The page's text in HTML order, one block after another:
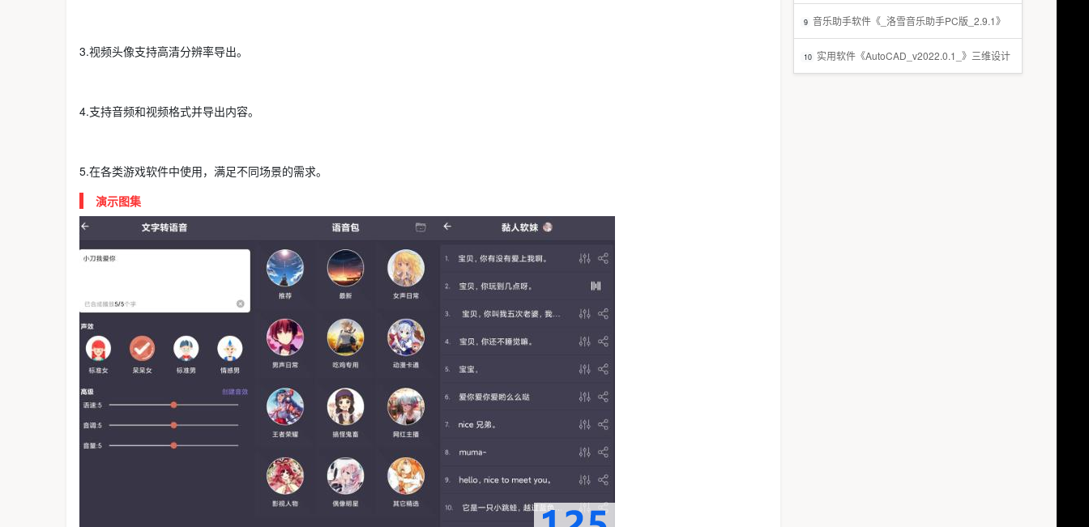
3.视频头像支持高清分辨率导出。
4.支持音频和视频格式并导出内容。
5.在各类游戏软件中使用，满足不同场景的需求。
演示图集
9 音乐助手软件《_洛雪音乐助手PC版_2.9.1》
免费赠送
10 实用软件《AutoCAD_v2022.0.1_》三维设计
软件推荐